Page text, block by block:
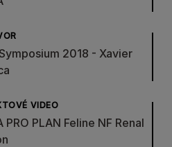
2018 - Xavier
VIDEO
PRO PLAN Feline NF Renal